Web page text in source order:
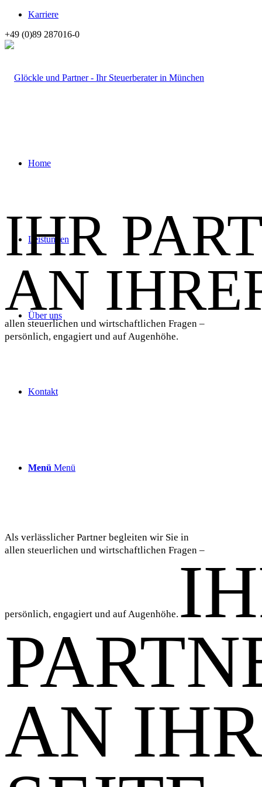
Karriere
+49 (0)89 287016-0
Home
Leistungen
Über uns
Kontakt
Menü Menü
IHR
AN
allen steuerlichen und wirtschaftlichen Fragen –
persönlich, engagiert und auf Augenhöhe.
Als verlässlicher Partner begleiten wir Sie in
allen steuerlichen und wirtschaftlichen Fragen –
persönlich, engagiert und auf Augenhöhe.
AN